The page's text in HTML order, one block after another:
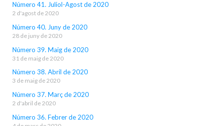
Número 41. Juliol-Agost de 2020
2 d'agost de 2020
Número 40. Juny de 2020
28 de juny de 2020
Número 39. Maig de 2020
31 de maig de 2020
Número 38. Abril de 2020
3 de maig de 2020
Número 37. Març de 2020
2 d'abril de 2020
Número 36. Febrer de 2020